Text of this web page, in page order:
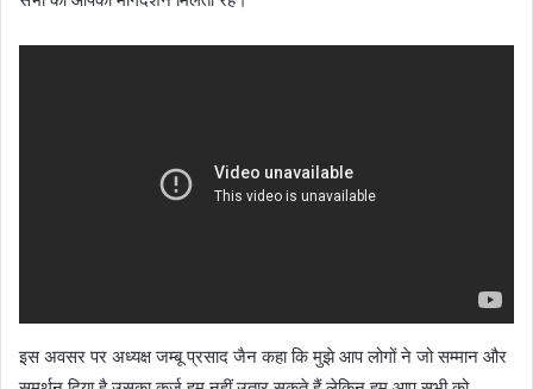
इस अवसर पर अध्यक्ष जम्बू प्रसाद जैन कहा कि मुझे आप लोगों ने जो सम्मान और